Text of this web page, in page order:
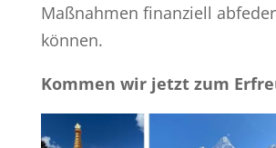
Maßnahmen finanziell
können.
Kommen wir jetzt zum